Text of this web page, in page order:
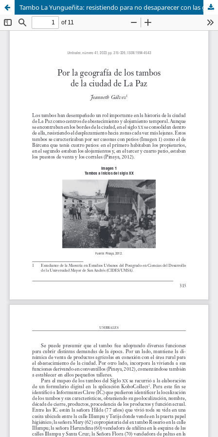
Tambo La Yungueñita: resistiendo para no desaparecer con las galerías comerciales